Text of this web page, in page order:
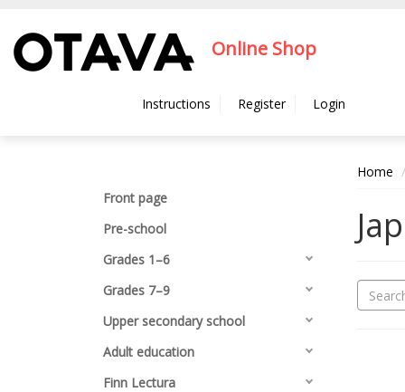
Online Shop
Instructions Register Login
Front page
Pre-school
Grades 1–6
Grades 7–9
Upper secondary school
Adult education
Finn Lectura
Home